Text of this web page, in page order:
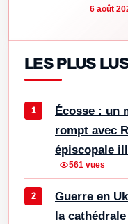
6 août
LES PLUS
Écosse : un
rompt avec
épiscopale
561 vues
Guerre en
la